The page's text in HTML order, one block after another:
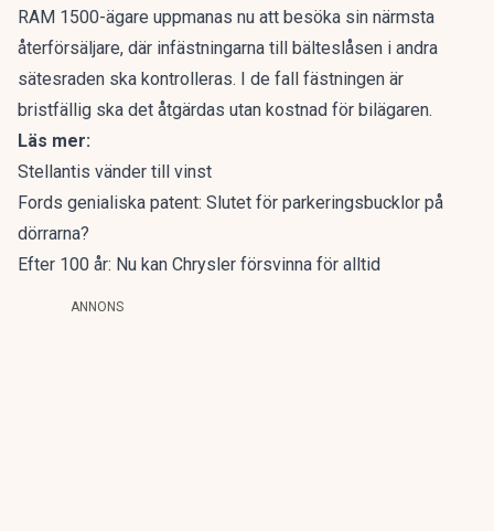
RAM 1500-ägare uppmanas nu att besöka sin närmsta
återförsäljare, där infästningarna till bälteslåsen i andra
sätesraden ska kontrolleras. I de fall fästningen är
bristfällig ska det åtgärdas utan kostnad för bilägaren.
Läs mer:
Stellantis vänder till vinst
Fords genialiska patent: Slutet för parkeringsbucklor på
dörrarna?
Efter 100 år: Nu kan Chrysler försvinna för alltid
ANNONS